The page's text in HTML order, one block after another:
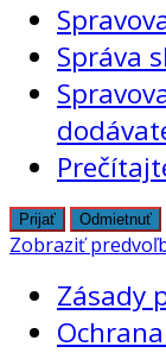
Správa
Prijať Odmietnuť
Zobraziť
Zásady